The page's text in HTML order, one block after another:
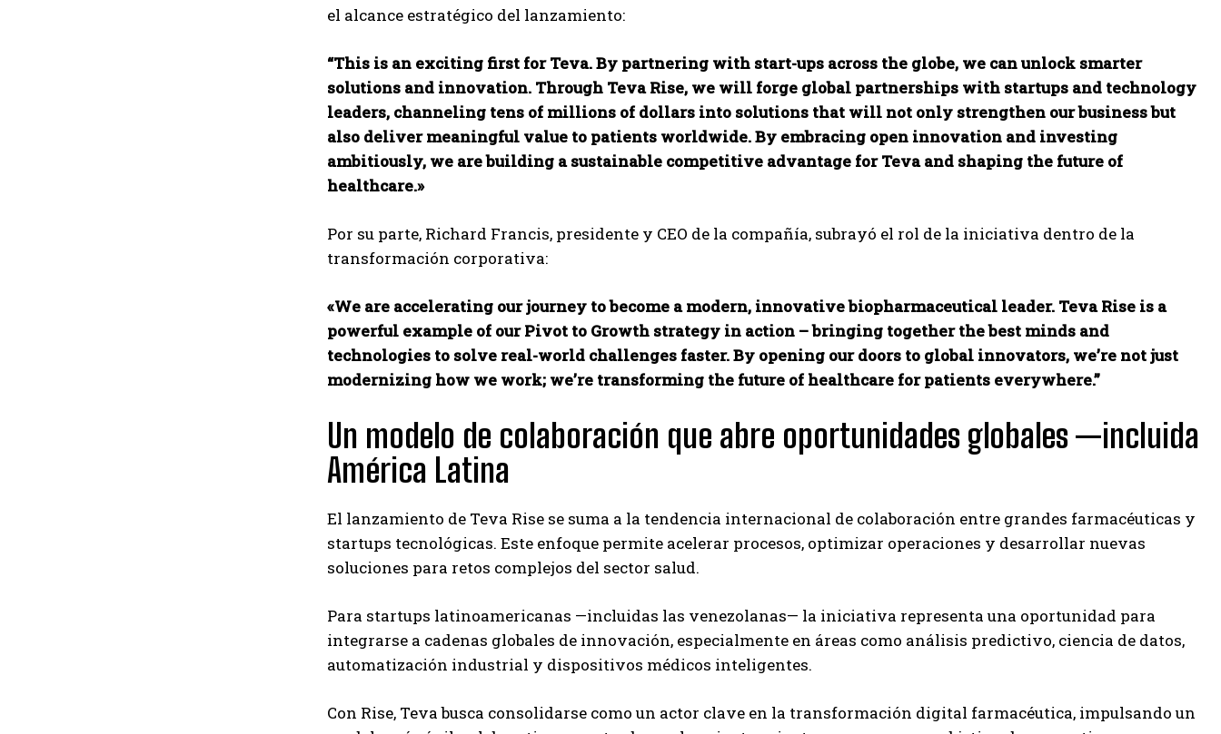
el alcance estratégico del lanzamiento:
“This is an exciting first for Teva. By partnering with start-ups across the globe, we can unlock smarter
solutions and innovation. Through Teva Rise, we will forge global partnerships with startups and technology
leaders, channeling tens of millions of dollars into solutions that will not only strengthen our business but
also deliver meaningful value to patients worldwide. By embracing open innovation and investing
ambitiously, we are building a sustainable competitive advantage for Teva and shaping the future of
healthcare.»
Por su parte, Richard Francis, presidente y CEO de la compañía, subrayó el rol de la iniciativa dentro de la
transformación corporativa:
«We are accelerating our journey to become a modern, innovative biopharmaceutical leader. Teva Rise is a
powerful example of our Pivot to Growth strategy in action – bringing together the best minds and
technologies to solve real-world challenges faster. By opening our doors to global innovators, we’re not just
modernizing how we work; we’re transforming the future of healthcare for patients everywhere.”
Un modelo de colaboración que abre oportunidades globales —incluida
América Latina
El lanzamiento de Teva Rise se suma a la tendencia internacional de colaboración entre grandes farmacéuticas y
startups tecnológicas. Este enfoque permite acelerar procesos, optimizar operaciones y desarrollar nuevas
soluciones para retos complejos del sector salud.
Para startups latinoamericanas —incluidas las venezolanas— la iniciativa representa una oportunidad para
integrarse a cadenas globales de innovación, especialmente en áreas como análisis predictivo, ciencia de datos,
automatización industrial y dispositivos médicos inteligentes.
Con Rise, Teva busca consolidarse como un actor clave en la transformación digital farmacéutica, impulsando un